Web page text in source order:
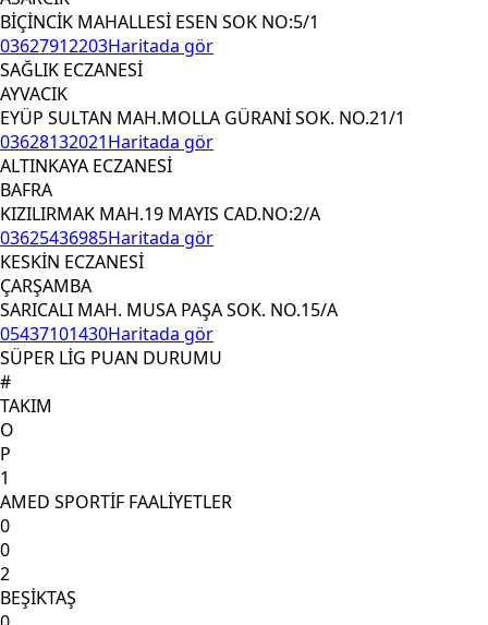
BİÇİNCİK MAHALLESİ ESEN SOK NO:5/1
03627912203Haritada gör
SAĞLIK ECZANESİ
AYVACIK
EYÜP SULTAN MAH.MOLLA GÜRANİ SOK. NO.21/1
03628132021Haritada gör
ALTINKAYA ECZANESİ
BAFRA
KIZILIRMAK MAH.19 MAYIS CAD.NO:2/A
03625436985Haritada gör
KESKİN ECZANESİ
ÇARŞAMBA
SARICALI MAH. MUSA PAŞA SOK. NO.15/A
05437101430Haritada gör
SÜPER LİG PUAN DURUMU
#
TAKIM
O
P
1
AMED SPORTİF FAALİYETLER
0
0
2
BEŞİKTAŞ